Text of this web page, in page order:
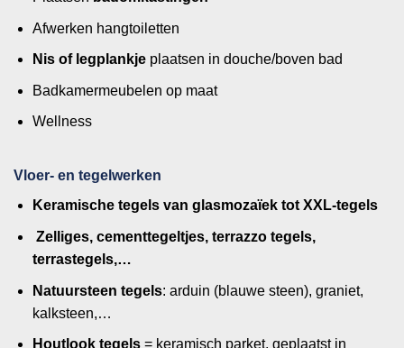
Afwerken hangtoiletten
Nis of legplankjeplaatsen in douche/boven bad
Badkamermeubelen op maat
Wellness
Vloer- en tegelwerken
Keramische tegels van glasmozaïek tot XXL-tegels
Zelliges, cementtegeltjes, terrazzo tegels,
terrastegels,…
Natuursteen tegels: arduin (blauwe steen), graniet,
kalksteen,…
Houtlook tegels= keramisch parket, geplaatst in